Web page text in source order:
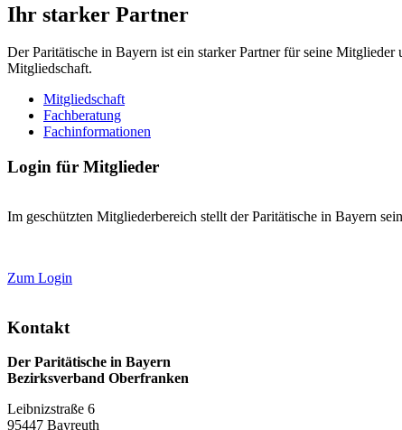
Ihr starker Partner
Der Paritätische in Bayern ist ein starker Partner für seine
Mitgliedschaft.
Mitgliedschaft
Fachberatung
Fachinformationen
Login für Mitglieder
Im geschützten Mitgliederbereich stellt der Paritätische in Bayern
Zum Login
Kontakt
Der Paritätische in Bayern
Bezirksverband Oberfranken
Leibnizstraße 6
95447 Bayreuth